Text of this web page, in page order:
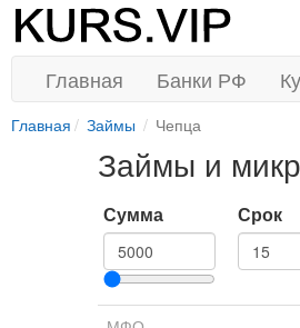
Главная Банки РФ
Главная Займы Чепца
Займы и
Сумма Срок